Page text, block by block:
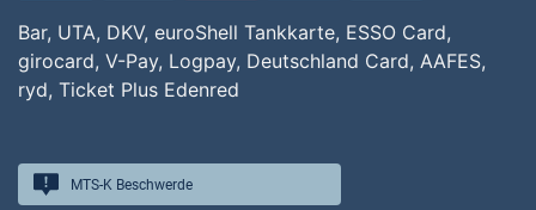
Bar, UTA, DKV, euroShell Tankkarte, ESSO Card,
girocard, V-Pay, Logpay, Deutschland Card, AAFES,
ryd, Ticket Plus Edenred
MTS-K Beschwerde